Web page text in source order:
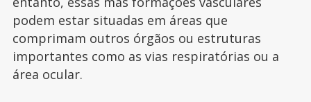
podem estar situadas em áreas que
comprimam outros órgãos ou estruturas
importantes como as vias respiratórias ou a
área ocular.